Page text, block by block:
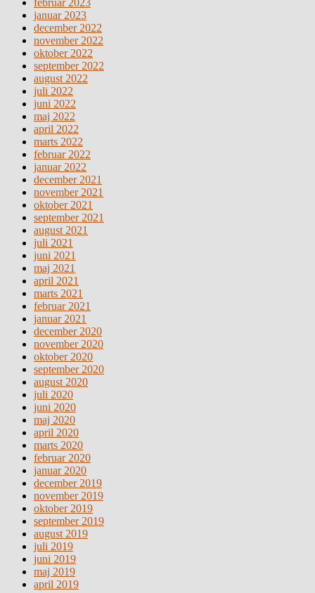
januar 2023
december 2022
november 2022
oktober 2022
september 2022
august 2022
juli 2022
juni 2022
maj 2022
april 2022
marts 2022
februar 2022
januar 2022
december 2021
november 2021
oktober 2021
september 2021
august 2021
juli 2021
juni 2021
maj 2021
april 2021
marts 2021
februar 2021
januar 2021
december 2020
november 2020
oktober 2020
september 2020
august 2020
juli 2020
juni 2020
maj 2020
april 2020
marts 2020
februar 2020
januar 2020
december 2019
november 2019
oktober 2019
september 2019
august 2019
juli 2019
juni 2019
maj 2019
april 2019